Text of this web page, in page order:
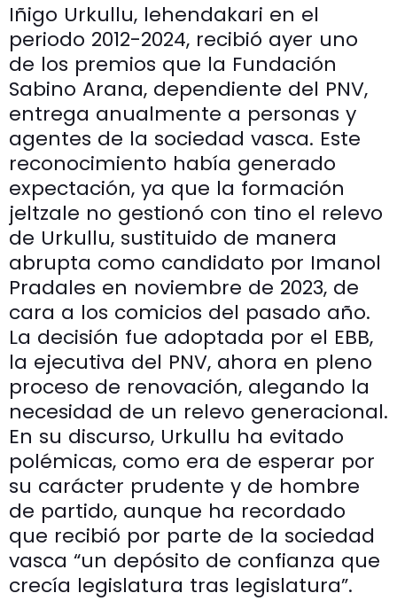
Iñigo Urkullu, lehendakari en el
periodo 2012-2024, recibió ayer uno
de los premios que la Fundación
Sabino Arana, dependiente del PNV,
entrega anualmente a personas y
agentes de la sociedad vasca. Este
reconocimiento había generado
expectación, ya que la formación
jeltzale no gestionó con tino el relevo
de Urkullu, sustituido de manera
abrupta como candidato por Imanol
Pradales en noviembre de 2023, de
cara a los comicios del pasado año.
La decisión fue adoptada por el EBB,
la ejecutiva del PNV, ahora en pleno
proceso de renovación, alegando la
necesidad de un relevo generacional.
En su discurso, Urkullu ha evitado
polémicas, como era de esperar por
su carácter prudente y de hombre
de partido, aunque ha recordado
que recibió por parte de la sociedad
vasca “un depósito de confianza que
crecía legislatura tras legislatura”.